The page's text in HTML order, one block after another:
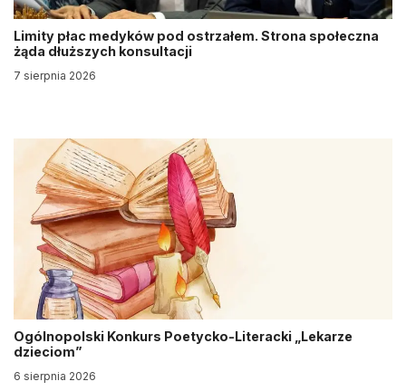
Limity płac medyków pod ostrzałem. Strona społeczna
żąda dłuższych konsultacji
7 sierpnia 2026
Ogólnopolski Konkurs Poetycko-Literacki „Lekarze
dzieciom”
6 sierpnia 2026